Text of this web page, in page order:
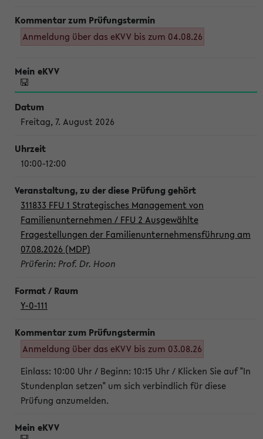
Anmeldung über das eKVV bis zum 04.08.26
Freitag, 7. August 2026
10:00-12:00
311833 FFU 1 Strategisches Management von
Familienunternehmen / FFU 2 Ausgewählte
Fragestellungen der Familienunternehmensführung am
07.08.2026 (MDP)
Prüferin: Prof. Dr. Hoon
Y-0-111
Anmeldung über das eKVV bis zum 03.08.26
Einlass: 10:00 Uhr / Beginn: 10:15 Uhr / Klicken Sie auf "In
Stundenplan setzen" um sich verbindlich für diese
Prüfung anzumelden.